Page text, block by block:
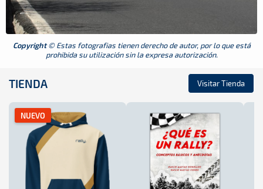
Copyright© Estas fotografias tienen derecho de autor, por lo que está
prohibida su utilización sin la expresa autorización.
TIENDA Visitar Tienda
NUEVO